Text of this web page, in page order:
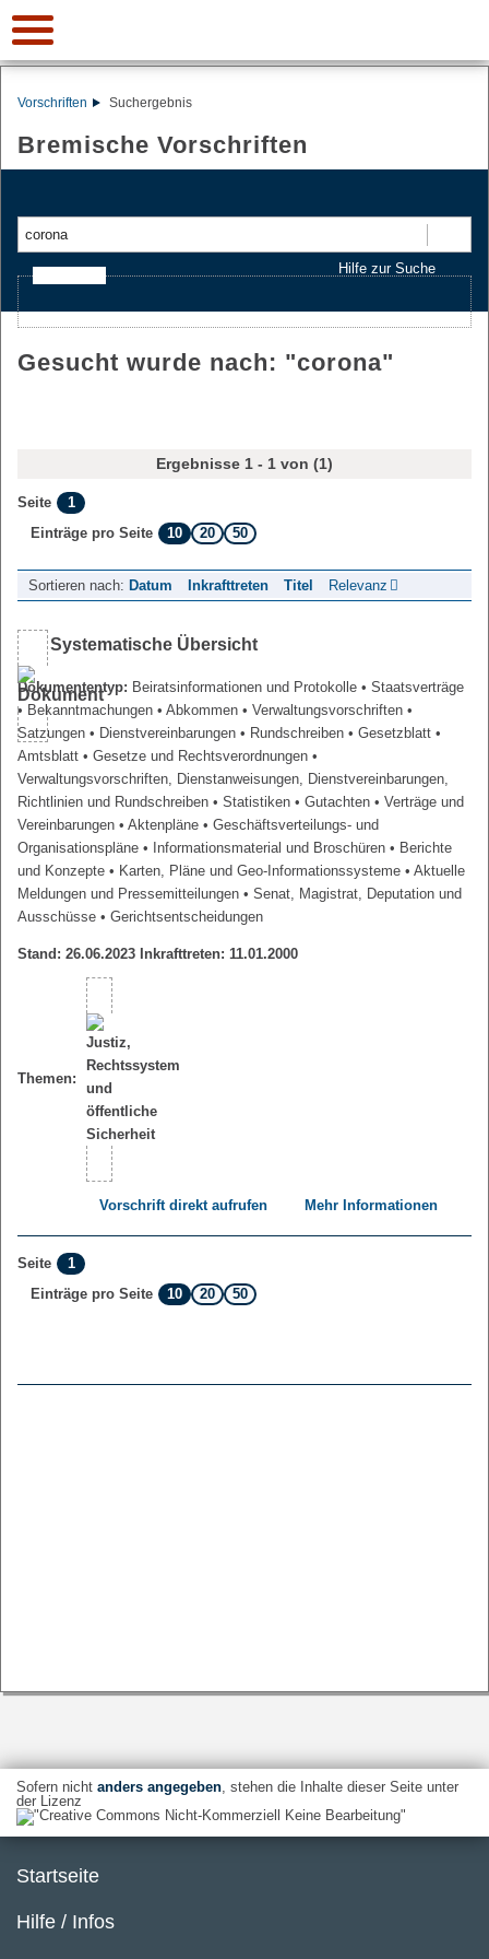
Vorschriften Suchergebnis
Bremische Vorschriften
Hilfe zur Suche
Gesucht wurde nach: "corona"
Ergebnisse 1 - 1 von (1)
Seite
1
Einträge pro Seite
10 20 50
Sortieren nach: Datum Inkrafttreten Titel Relevanz
Systematische Übersicht
Dokumententyp: Beiratsinformationen und Protokolle • Staatsverträge
• Bekanntmachungen • Abkommen • Verwaltungsvorschriften •
Satzungen • Dienstvereinbarungen • Rundschreiben • Gesetzblatt •
Amtsblatt • Gesetze und Rechtsverordnungen •
Verwaltungsvorschriften, Dienstanweisungen, Dienstvereinbarungen,
Richtlinien und Rundschreiben • Statistiken • Gutachten • Verträge und
Vereinbarungen • Aktenpläne • Geschäftsverteilungs- und
Organisationspläne • Informationsmaterial und Broschüren • Berichte
und Konzepte • Karten, Pläne und Geo-Informationssysteme • Aktuelle
Meldungen und Pressemitteilungen • Senat, Magistrat, Deputation und
Ausschüsse • Gerichtsentscheidungen
Stand: 26.06.2023 Inkrafttreten: 11.01.2000
Themen:
Vorschrift direkt aufrufen Mehr Informationen
Seite
1
Einträge pro Seite
10 20 50
Sofern nicht anders angegeben, stehen die Inhalte dieser Seite unter
der Lizenz
Startseite
Hilfe / Infos